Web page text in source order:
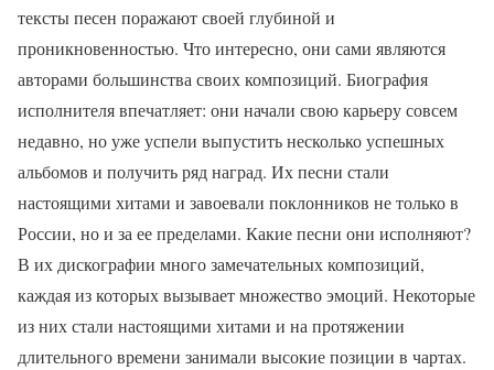
тексты песен поражают своей глубиной и
проникновенностью. Что интересно, они сами являются
авторами большинства своих композиций. Биография
исполнителя впечатляет: они начали свою карьеру совсем
недавно, но уже успели выпустить несколько успешных
альбомов и получить ряд наград. Их песни стали
настоящими хитами и завоевали поклонников не только в
России, но и за ее пределами. Какие песни они исполняют?
В их дискографии много замечательных композиций,
каждая из которых вызывает множество эмоций. Некоторые
из них стали настоящими хитами и на протяжении
длительного времени занимали высокие позиции в чартах.